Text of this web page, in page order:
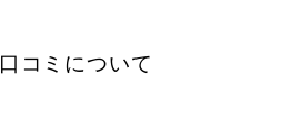
コミについて